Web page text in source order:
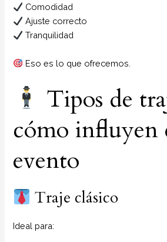
Comodidad
Ajuste correcto
Tranquilidad
Eso es lo que ofrecemos.
Tipos de
cómo influyen
evento
Traje clásico
Ideal para: